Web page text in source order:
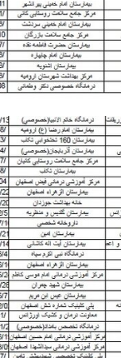
ورزشی پنج‌شنبه ۱۵ مرداد ۱۴۰۵